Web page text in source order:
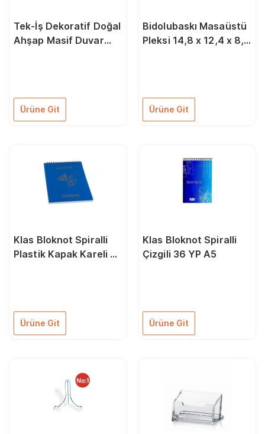
Tek-İş Dekoratif Doğal
Ahşap Masif Duvar
Ürüne Git
Bidolubaskı Masaüstü
Pleksi 14,8 x 12,4 x 8,5
Ürüne Git
Klas Bloknot Spiralli
Plastik Kapak Kareli 72
Ürüne Git
Klas Bloknot Spiralli
Çizgili 36 YP A5
Ürüne Git